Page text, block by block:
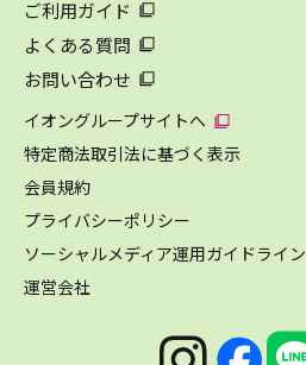
ご利用ガイド
よくある質問
お問い合わせ
イオングループサイトへ
特定商法取引法に基づく表示
会員規約
プライバシーポリシー
ソーシャルメディア運用ガイドライン
運営会社